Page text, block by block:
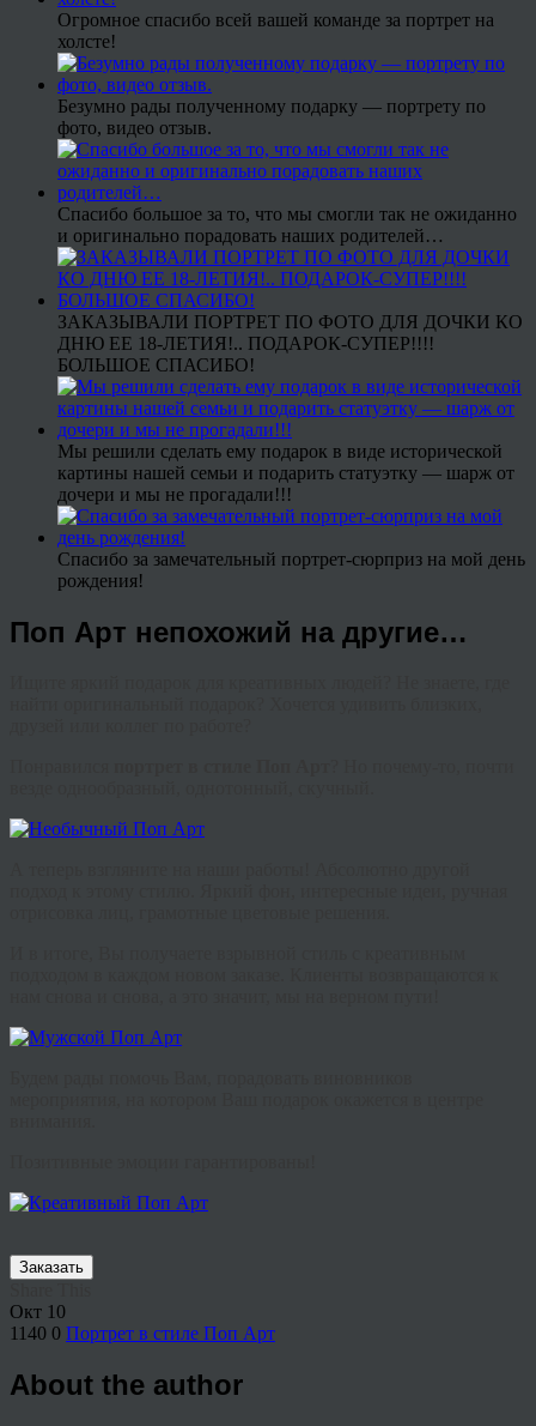
Огромное спасибо всей вашей команде за портрет на
холсте!
Безумно рады полученному подарку — портрету по
фото, видео отзыв.
Спасибо большое за то, что мы смогли так не ожиданно
и оригинально порадовать наших родителей…
ЗАКАЗЫВАЛИ ПОРТРЕТ ПО ФОТО ДЛЯ ДОЧКИ КО
ДНЮ ЕЕ 18-ЛЕТИЯ!.. ПОДАРОК-СУПЕР!!!!
БОЛЬШОЕ СПАСИБО!
Мы решили сделать ему подарок в виде исторической
картины нашей семьи и подарить статуэтку — шарж от
дочери и мы не прогадали!!!
Спасибо за замечательный портрет-сюрприз на мой день
рождения!
Поп Арт непохожий на другие…
Заказать
Окт 10
1140 0 Портрет в стиле Поп Арт
About the author